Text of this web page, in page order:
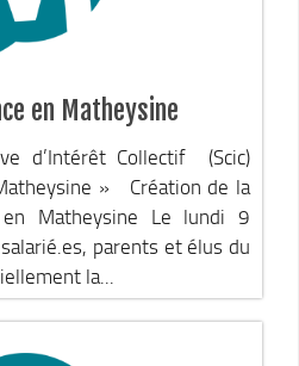
en Matheysine
d’Intérêt Collectif (Scic)
» Création de la
Matheysine Le lundi 9
parents et élus du
la...